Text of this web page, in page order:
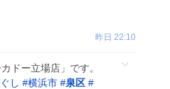
昨日 22:10
ドー立場店」です。
し #横浜市 #泉区 #